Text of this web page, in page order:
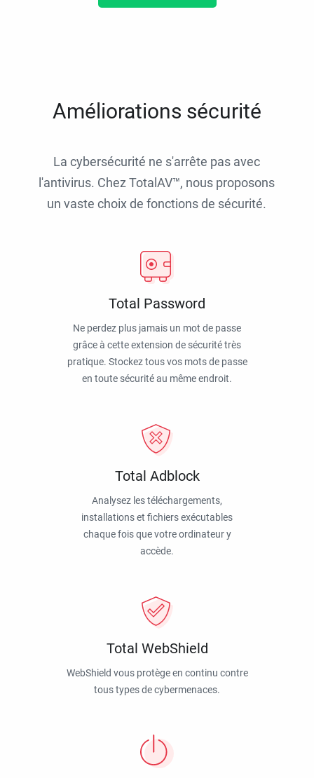
Améliorations sécurité
La cybersécurité ne s'arrête pas avec
l'antivirus. Chez TotalAV™, nous proposons
un vaste choix de fonctions de sécurité.
Total Password
Ne perdez plus jamais un mot de passe
grâce à cette extension de sécurité très
pratique. Stockez tous vos mots de passe
en toute sécurité au même endroit.
Total Adblock
Analysez les téléchargements,
installations et fichiers exécutables
chaque fois que votre ordinateur y
accède.
Total WebShield
WebShield vous protège en continu contre
tous types de cybermenaces.